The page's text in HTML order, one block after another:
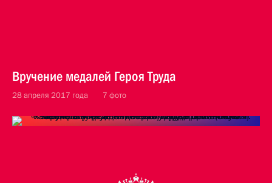
Вручение медалей Героя Труда
28 апреля 2017 года 7 фото